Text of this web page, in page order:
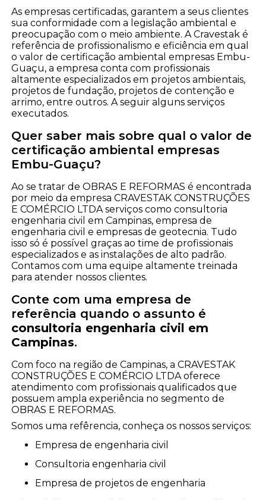
As empresas certificadas, garantem a seus clientes
sua conformidade com a legislação ambiental e
preocupação com o meio ambiente. A Cravestak é
referência de profissionalismo e eficiência em qual
o valor de certificação ambiental empresas Embu-
Guaçu, a empresa conta com profissionais
altamente especializados em projetos ambientais,
projetos de fundação, projetos de contenção e
arrimo, entre outros. A seguir alguns serviços
executados.
Quer saber mais sobre qual o valor de
certificação ambiental empresas
Embu-Guaçu?
Ao se tratar de OBRAS E REFORMAS é encontrada
por meio da empresa CRAVESTAK CONSTRUÇÕES
E COMÉRCIO LTDA serviços como consultoria
engenharia civil em Campinas, empresa de
engenharia civil e empresas de geotecnia. Tudo
isso só é possível graças ao time de profissionais
especializados e as instalações de alto padrão.
Contamos com uma equipe altamente treinada
para atender nossos clientes.
Conte com uma empresa de
referência quando o assunto é
consultoria engenharia civil em
Campinas.
Com foco na região de Campinas, a CRAVESTAK
CONSTRUÇÕES E COMÉRCIO LTDA oferece
atendimento com profissionais qualificados que
possuem ampla experiência no segmento de
OBRAS E REFORMAS.
Somos uma refêrencia, conheça os nossos serviços:
empresa de engenharia civil
consultoria engenharia civil
empresa de projetos de engenharia